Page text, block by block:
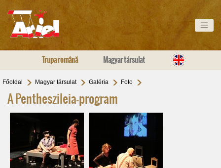
Trupa română Magyar társulat
Főoldal Magyar társulat Galéria Foto
A Pentheszileia-program